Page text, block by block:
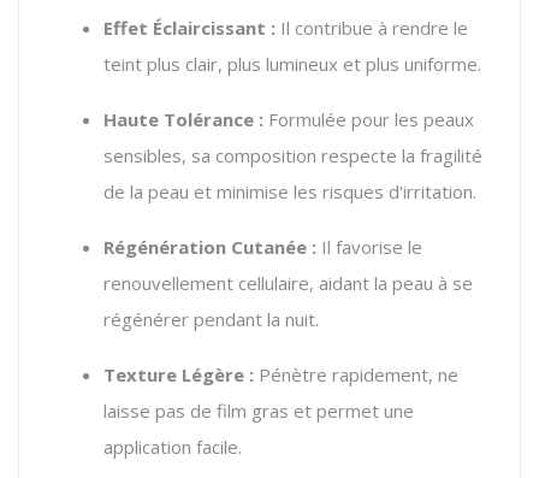
Effet Éclaircissant : Il contribue à rendre le
teint plus clair, plus lumineux et plus uniforme.
Haute Tolérance : Formulée pour les peaux
sensibles, sa composition respecte la fragilité
de la peau et minimise les risques d'irritation.
Régénération Cutanée : Il favorise le
renouvellement cellulaire, aidant la peau à se
régénérer pendant la nuit.
Texture Légère : Pénètre rapidement, ne
laisse pas de film gras et permet une
application facile.